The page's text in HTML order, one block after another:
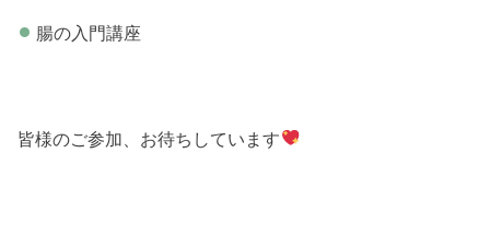
腸の入門講座
皆様のご参加、お待ちしています